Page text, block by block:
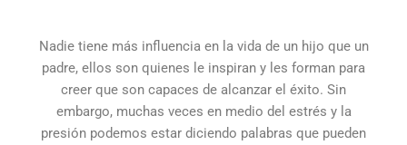
Nadie tiene más influencia en la vida de un hijo que un
padre, ellos son quienes le inspiran y les forman para
creer que son capaces de alcanzar el éxito. Sin
embargo, muchas veces en medio del estrés y la
presión podemos estar diciendo palabras que pueden